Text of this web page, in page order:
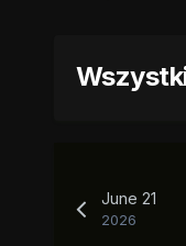
June 21
2026